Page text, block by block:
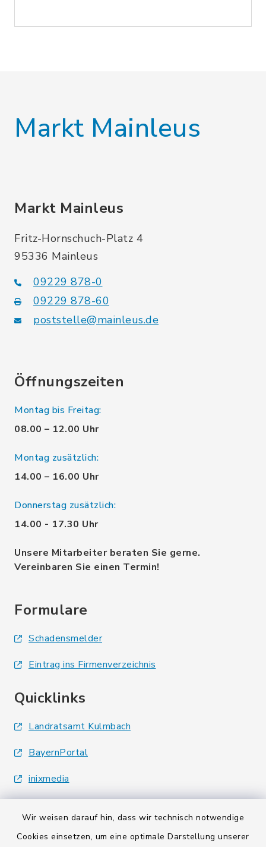
Wir weisen darauf hin, dass wir technisch notwendige
Cookies einsetzen, um eine optimale Darstellung unserer
Markt Mainleus
Markt Mainleus
Fritz-Hornschuch-Platz 4
95336 Mainleus
09229 878-0
09229 878-60
poststelle@mainleus.de
Öffnungszeiten
Montag bis Freitag:
08.00 – 12.00 Uhr
Montag zusätzlich:
14.00 – 16.00 Uhr
Donnerstag zusätzlich:
14.00 - 17.30 Uhr
Unsere Mitarbeiter beraten Sie gerne.
Vereinbaren Sie einen Termin!
Formulare
Schadensmelder
Eintrag ins Firmenverzeichnis
Quicklinks
Landratsamt Kulmbach
BayernPortal
inixmedia